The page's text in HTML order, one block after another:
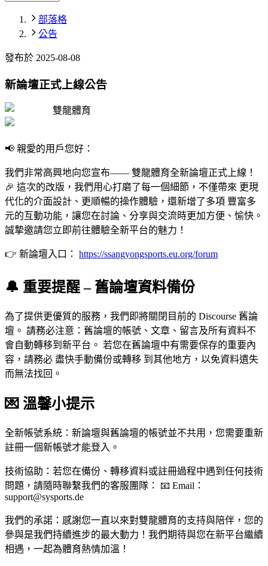
部落格
公告
發布於 2025-08-08
新論壇正式上線公告
雙龍體育
📢 親愛的用戶您好：
我們非常高興地向您宣布—— 雙龍體育全新論壇正式上線！
🎉 這次的改版，我們用心打磨了每一個細節，不僅帶來 更現
代化的介面設計、更順暢的操作體驗，還新增了多項 豐富多
元的互動功能，讓您在討論、分享與交流時更加方便、愉快。
誠摯邀請您立即前往體驗全新平台的魅力！
👉 新論壇入口： https://ssangyongsports.eu.org/forum
🔔 重要提醒 – 舊論壇資料備份
為了提供更優質的服務，我們即將關閉目前的 Discourse 舊論
壇。 請務必注意：舊論壇的帳號、文章、留言及所有資料不
會自動轉移到新平台。 若您在舊論壇中有需要保存的重要內
容，請務必 盡快手動備份或轉移 到其他地方，以免資料遺失
而無法找回。
💌 溫馨小提示
全新帳號系統：新論壇與舊論壇的帳號並不共用，您需要重新
註冊一個新帳號才能登入。
技術協助：若您在備份、轉移資料或註冊過程中遇到任何技術
問題，請隨時聯繫我們的客服團隊： 📧 Email：
support@sysports.de
我們的承諾：感謝您一直以來對雙龍體育的支持與陪伴，您的
參與是我們持續進步的最大動力！我們期待與您在新平台繼續
相遇，一起為體育熱情加溫！